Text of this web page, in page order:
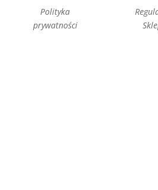
Polityka
prywatności